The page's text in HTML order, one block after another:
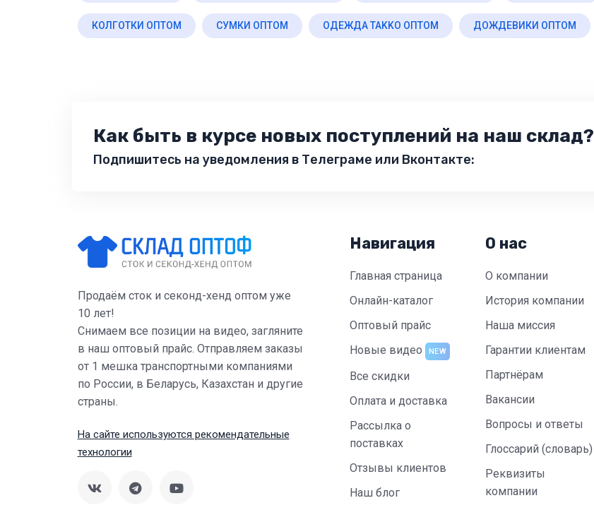
КОЛГОТКИ ОПТОМ СУМКИ ОПТОМ ОДЕЖДА TAKKO ОПТОМ ДОЖДЕВИКИ ОПТОМ
Как быть в курсе новых поступлений на наш склад?
Подпишитесь на уведомления в Телеграме или Вконтакте:
Продаём сток и секонд-хенд оптом уже
10 лет!
Снимаем все позиции на видео, загляните
в наш оптовый прайс. Отправляем заказы
от 1 мешка транспортными компаниями
по России, в Беларусь, Казахстан и другие
страны.
На сайте используются рекомендательные
технологии
Навигация
Главная страница
Онлайн-каталог
Оптовый прайс
Новые видео
NEW
Все скидки
Оплата и доставка
Рассылка о
поставках
Отзывы клиентов
Наш блог
О нас
О компании
История компании
Наша миссия
Гарантии клиентам
Партнёрам
Вакансии
Вопросы и ответы
Глоссарий (словарь)
Реквизиты
компании